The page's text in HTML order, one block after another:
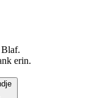
Blaf.
erin.